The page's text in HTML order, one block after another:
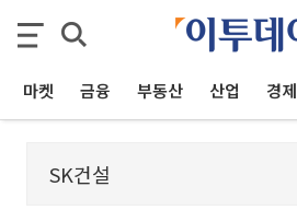
마켓 금융 부동산 산업 경제